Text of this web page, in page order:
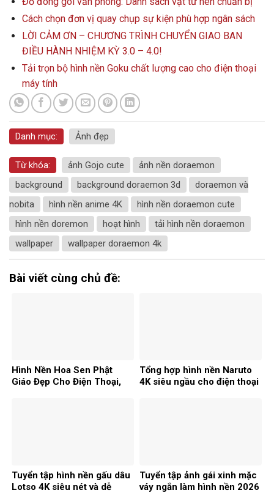
Cách chọn đơn vị quay chụp sự kiện phù hợp ngân sách
LỜI CẢM ƠN – CHƯƠNG TRÌNH CHUYỂN GIAO BAN
ĐIỀU HÀNH NHIỆM KỲ 3.0 – 4.0!
Tải trọn bộ hình nền Goku chất lượng cao cho điện thoại
máy tính
Danh mục: Ảnh đẹp
Từ khóa: ảnh Gojo cute
ảnh nền doraemon
background
background doraemon 3d
doraemon và
nobita
hình nền anime 4K
hình nền doraemon cute
hình nền doremon
hoạt hình
tải hình nền doraemon
wallpaper
wallpaper doraemon 4k
Bài viết cùng chủ đề:
Hình Nền Hoa Sen Phật
Giáo Đẹp Cho Điện Thoại,
Tổng hợp hình nền Naruto
4K siêu ngầu cho điện thoại
Tuyển tập hình nền gấu dâu
Lotso 4K siêu nét và dễ
Tuyển tập ảnh gái xinh mặc
váy ngắn làm hình nền 2026